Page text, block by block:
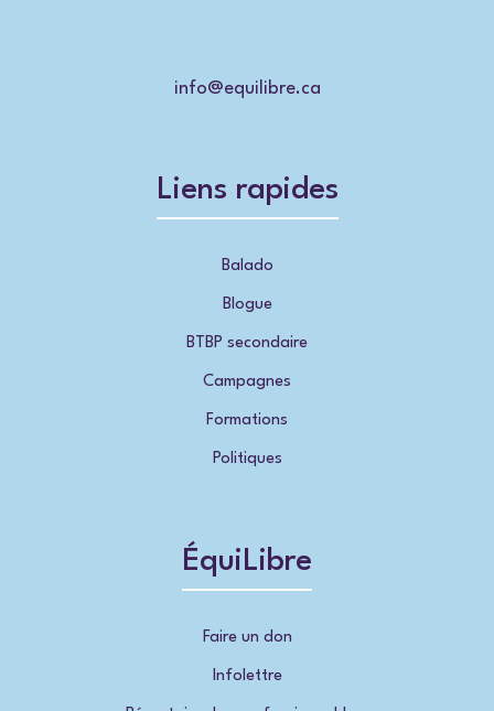
info@equilibre.ca
Liens rapides
Balado
Blogue
BTBP secondaire
Campagnes
Formations
Politiques
ÉquiLibre
Faire un don
Infolettre